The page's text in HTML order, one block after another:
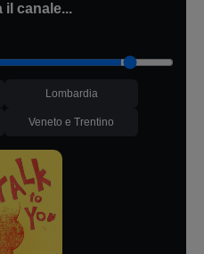
il canale...
Lombardia
Veneto e Trentino